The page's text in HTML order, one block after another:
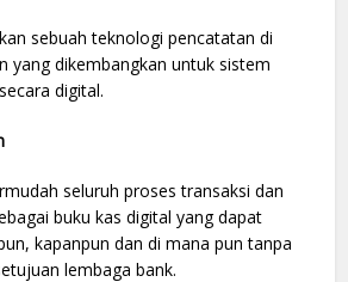
sebuah teknologi pencatatan di
yang dikembangkan untuk sistem
digital.
seluruh proses transaksi dan
buku kas digital yang dapat
kapanpun dan di mana pun tanpa
lembaga bank.